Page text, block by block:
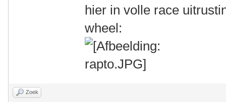
hier in volle race
wheel:
Zoek